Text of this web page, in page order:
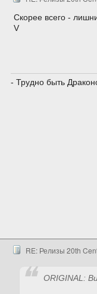
Скорее всего -
V
- Трудно быть
RE: Релизы 20th
ORIGINAL: